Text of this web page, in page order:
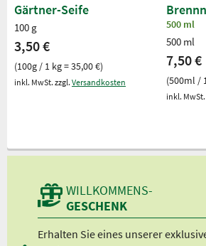
Gärtner-Seife
100 g
3,50 €
(100g / 1 kg = 35,00 €)
inkl. MwSt. zzgl. Versandkosten
500 ml
500 ml
7,50 €
(500ml /
inkl. MwSt.
WILLKOMMENS-
GESCHENK
Erhalten Sie eines unserer